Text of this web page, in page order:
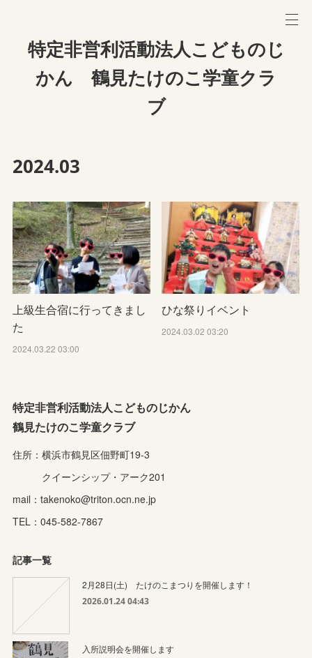
特定非営利活動法人こどものじ
かん 鶴見たけのこ学童クラ
ブ
2024.03
上級生合宿に行ってきまし
た
2024.03.22 03:00
ひな祭りイベント
2024.03.02 03:20
特定非営利活動法人こどものじかん
鶴見たけのこ学童クラブ
住所：横浜市鶴見区佃野町19-3
クイーンシップ・アーク201
mail：takenoko@triton.ocn.ne.jp
TEL：045-582-7867
記事一覧
2月28日(土) たけのこまつりを開催します！
2026.01.24 04:43
入所説明会を開催します